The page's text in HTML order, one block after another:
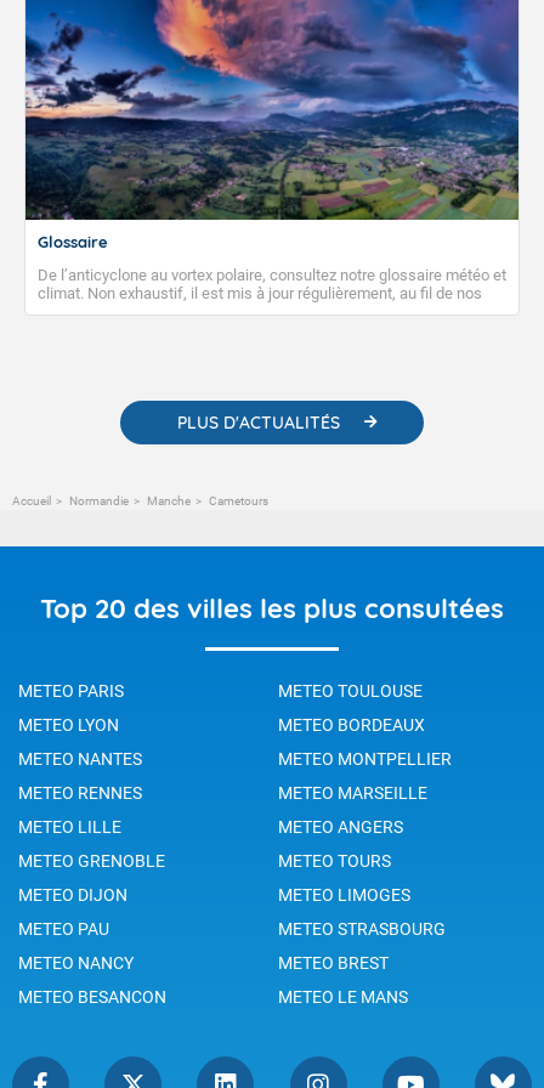
Glossaire
De l’anticyclone au vortex polaire, consultez notre glossaire météo et
climat. Non exhaustif, il est mis à jour régulièrement, au fil de nos
publications. Vous y trouverez également des liens utiles vers nos
PLUS D'ACTUALITÉS
Accueil Normandie Manche Cametours
Top 20 des villes les plus consultées
METEO PARIS
METEO TOULOUSE
METEO LYON
METEO BORDEAUX
METEO NANTES
METEO MONTPELLIER
METEO RENNES
METEO MARSEILLE
METEO LILLE
METEO ANGERS
METEO GRENOBLE
METEO TOURS
METEO DIJON
METEO LIMOGES
METEO PAU
METEO STRASBOURG
METEO NANCY
METEO BREST
METEO BESANCON
METEO LE MANS